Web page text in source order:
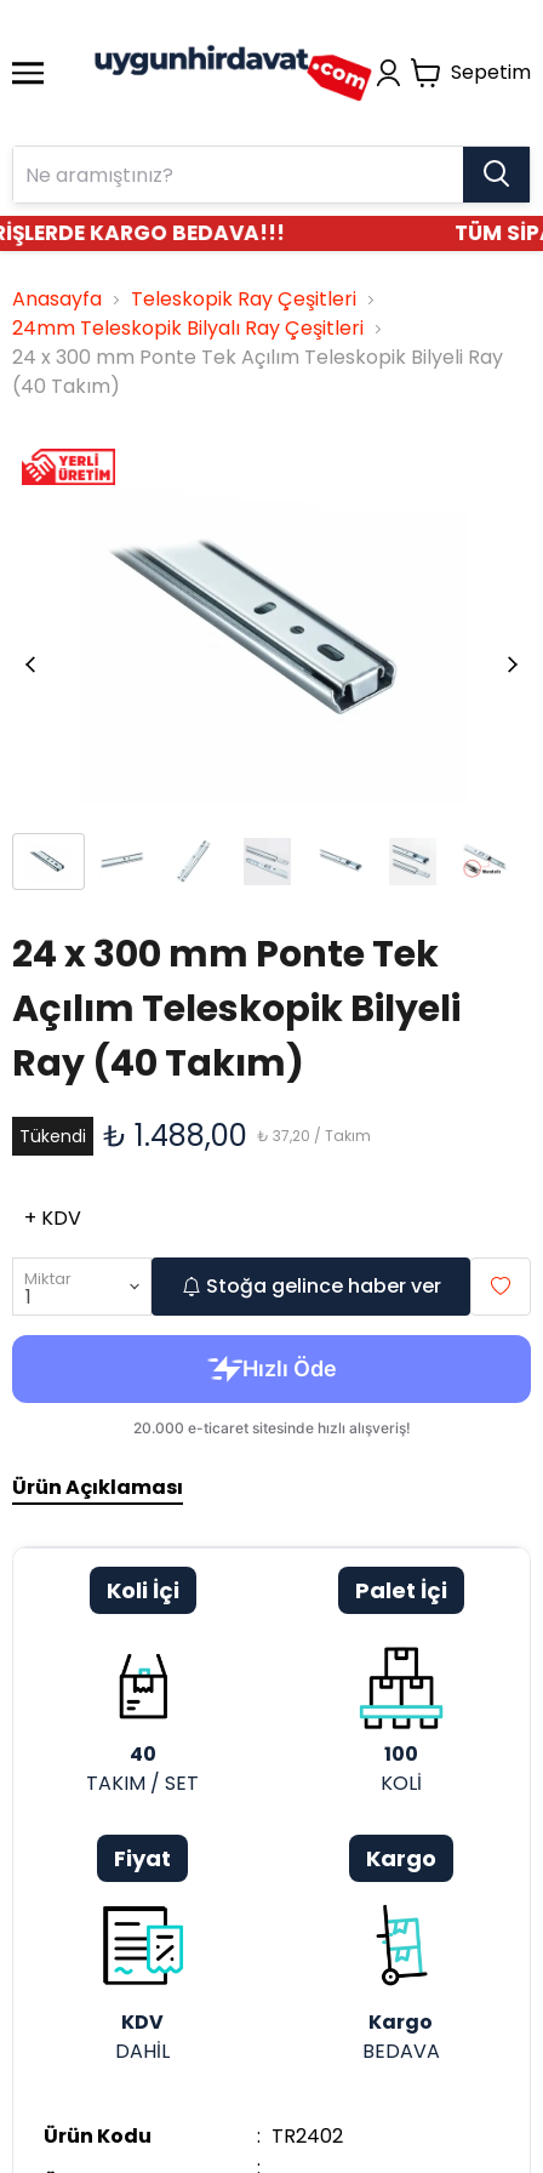
Sepetim
KARGO BEDAVA!!! TÜM
Anasayfa
Teleskopik Ray Çeşitleri
24mm Teleskopik Bilyalı Ray Çeşitleri
24 x 300 mm Ponte Tek Açılım Teleskopik Bilyeli Ray
(40 Takım)
24 x 300 mm Ponte Tek
Açılım Teleskopik Bilyeli
Ray (40 Takım)
Tükendi ₺ 1.488,00 ₺ 37,20 / Takım
+ KDV
Miktar Stoğa gelince haber ver
Ürün Açıklaması
Koli İçi
40
TAKIM / SET
Palet İçi
100
KOLİ
Fiyat
KDV
DAHİL
Kargo
Kargo
BEDAVA
Ürün Kodu : TR2402